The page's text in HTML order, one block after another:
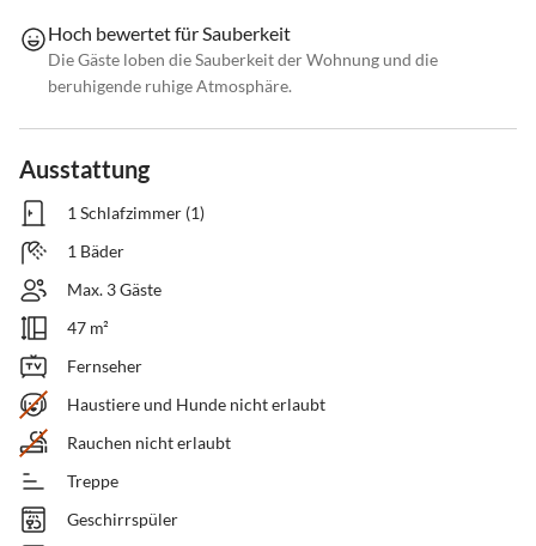
Hoch bewertet für Sauberkeit
Die Gäste loben die Sauberkeit der Wohnung und die
beruhigende ruhige Atmosphäre.
Ausstattung
1 Schlafzimmer (1)
1 Bäder
Max. 3 Gäste
47 m²
Fernseher
Haustiere und Hunde nicht erlaubt
Rauchen nicht erlaubt
Treppe
Geschirrspüler